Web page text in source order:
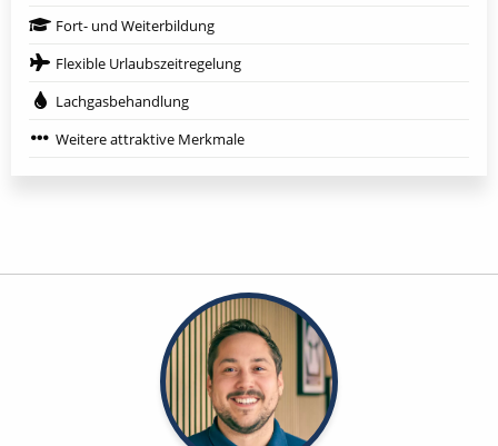
Fort- und Weiterbildung
Flexible Urlaubszeitregelung
Lachgasbehandlung
Weitere attraktive Merkmale